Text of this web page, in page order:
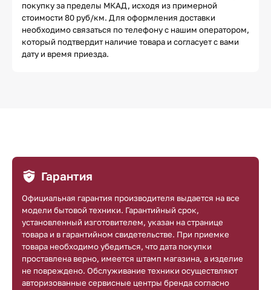
покупку за пределы МКАД, исходя из примерной
стоимости 80 руб/км. Для оформления доставки
необходимо связаться по телефону с нашим оператором,
который подтвердит наличие товара и согласует с вами
дату и время приезда.
Гарантия
Официальная гарантия производителя выдается на все
модели бытовой техники. Гарантийный срок,
установленный изготовителем, указан на странице
товара и в гарантийном свидетельстве. При приемке
товара необходимо убедиться, что дата покупки
проставлена верно, имеется штамп магазина, а изделие
не повреждено. Обслуживание техники осуществляют
авторизованные сервисные центры бренда согласно